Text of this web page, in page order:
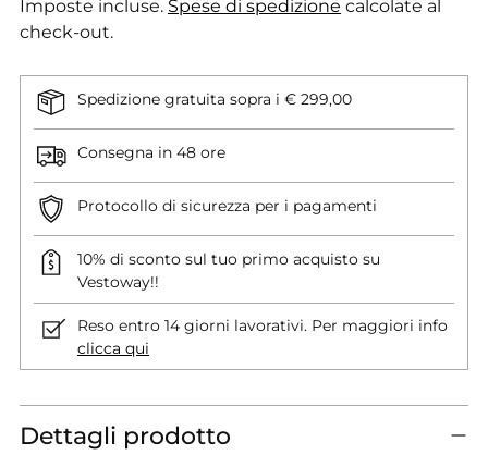
Imposte incluse. Spese di spedizione calcolate al
check-out.
Spedizione gratuita sopra i € 299,00
Consegna in 48 ore
Protocollo di sicurezza per i pagamenti
10% di sconto sul tuo primo acquisto su
Vestoway!!
Reso entro 14 giorni lavorativi. Per maggiori info
clicca qui
Dettagli prodotto